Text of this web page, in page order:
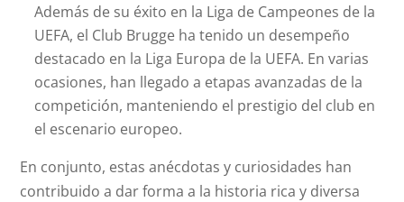
Además de su éxito en la Liga de Campeones de la
UEFA, el Club Brugge ha tenido un desempeño
destacado en la Liga Europa de la UEFA. En varias
ocasiones, han llegado a etapas avanzadas de la
competición, manteniendo el prestigio del club en
el escenario europeo.
En conjunto, estas anécdotas y curiosidades han
contribuido a dar forma a la historia rica y diversa